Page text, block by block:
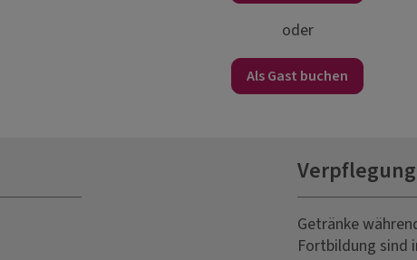
oder
Als Gast buchen
Verpflegung
Getränke
Fortbildung sind